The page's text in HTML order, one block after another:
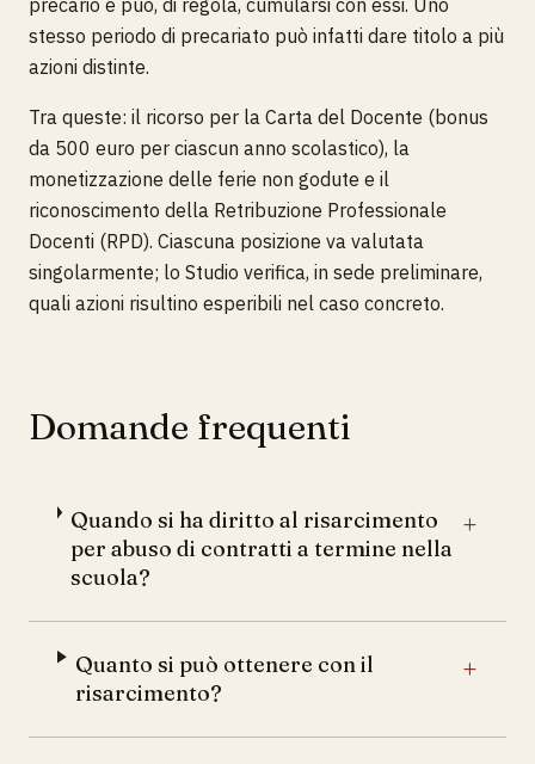
precario e può, di regola, cumularsi con essi. Uno
stesso periodo di precariato può infatti dare titolo a più
azioni distinte.
Tra queste: il ricorso per la Carta del Docente (bonus
da 500 euro per ciascun anno scolastico), la
monetizzazione delle ferie non godute e il
riconoscimento della Retribuzione Professionale
Docenti (RPD). Ciascuna posizione va valutata
singolarmente; lo Studio verifica, in sede preliminare,
quali azioni risultino esperibili nel caso concreto.
Domande frequenti
Quando si ha diritto al risarcimento
per abuso di contratti a termine nella
scuola?
+
Quanto si può ottenere con il
risarcimento?
+